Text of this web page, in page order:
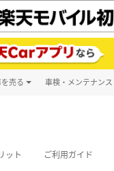
売る 車検・メンテナンス
ット ご利用ガイド